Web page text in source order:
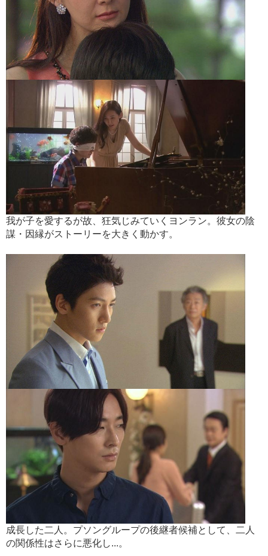
我が子を愛するが故、狂気じみていくヨンラン。彼女の陰
謀・因縁がストーリーを大きく動かす。
成長した二人。プソングループの後継者候補として、二人
の関係性はさらに悪化し...。